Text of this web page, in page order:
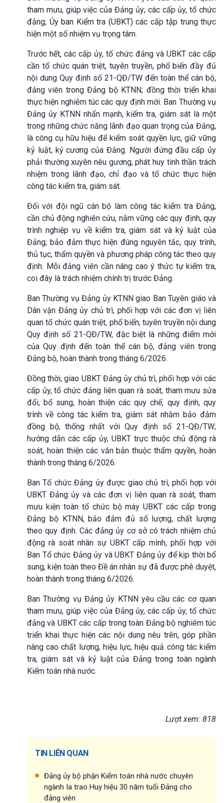
tham mưu, giúp việc của Đảng ủy; các cấp ủy, tổ chức
đảng; Ủy ban Kiểm tra (UBKT) các cấp tập trung thực
hiện một số nhiệm vụ trọng tâm.
Trước hết, các cấp ủy, tổ chức đảng và UBKT các cấp
cần tổ chức quán triệt, tuyên truyền, phổ biến đầy đủ
nội dung Quy định số 21-QĐ/TW đến toàn thể cán bộ,
đảng viên trong Đảng bộ KTNN; đồng thời triển khai
thực hiện nghiêm túc các quy định mới. Ban Thường vụ
Đảng ủy KTNN nhấn mạnh, kiểm tra, giám sát là một
trong những chức năng lãnh đạo quan trọng của Đảng,
là công cụ hữu hiệu để kiểm soát quyền lực, giữ vững
kỷ luật, kỷ cương của Đảng. Người đứng đầu cấp ủy
phải thường xuyên nêu gương, phát huy tinh thần trách
nhiệm trong lãnh đạo, chỉ đạo và tổ chức thực hiện
công tác kiểm tra, giám sát.
Đối với đội ngũ cán bộ làm công tác kiểm tra Đảng,
cần chủ động nghiên cứu, nắm vững các quy định, quy
trình nghiệp vụ về kiểm tra, giám sát và kỷ luật của
Đảng; bảo đảm thực hiện đúng nguyên tắc, quy trình,
thủ tục, thẩm quyền và phương pháp công tác theo quy
định. Mỗi đảng viên cần nâng cao ý thức tự kiểm tra,
coi đây là trách nhiệm chính trị trước Đảng.
Ban Thường vụ Đảng ủy KTNN giao Ban Tuyên giáo và
Dân vận Đảng ủy chủ trì, phối hợp với các đơn vị liên
quan tổ chức quán triệt, phổ biến, tuyên truyền nội dung
Quy định số 21-QĐ/TW, đặc biệt là những điểm mới
của Quy định đến toàn thể cán bộ, đảng viên trong
Đảng bộ, hoàn thành trong tháng 6/2026.
Đồng thời, giao UBKT Đảng ủy chủ trì, phối hợp với các
cấp ủy, tổ chức đảng liên quan rà soát, tham mưu sửa
đổi, bổ sung, hoàn thiện các quy chế, quy định, quy
trình về công tác kiểm tra, giám sát nhằm bảo đảm
đồng bộ, thống nhất với Quy định số 21-QĐ/TW;
hướng dẫn các cấp ủy, UBKT trực thuộc chủ động rà
soát, hoàn thiện các văn bản thuộc thẩm quyền, hoàn
thành trong tháng 6/2026.
Ban Tổ chức Đảng ủy được giao chủ trì, phối hợp với
UBKT Đảng ủy và các đơn vị liên quan rà soát, tham
mưu kiện toàn tổ chức bộ máy UBKT các cấp trong
Đảng bộ KTNN, bảo đảm đủ số lượng, chất lượng
theo quy định. Các đảng ủy cơ sở có trách nhiệm chủ
động rà soát nhân sự UBKT cấp mình, phối hợp với
Ban Tổ chức Đảng ủy và UBKT Đảng ủy để kịp thời bổ
sung, kiện toàn theo Đề án nhân sự đã được phê duyệt,
hoàn thành trong tháng 6/2026.
Ban Thường vụ Đảng ủy KTNN yêu cầu các cơ quan
tham mưu, giúp việc của Đảng ủy, các cấp ủy, tổ chức
đảng và UBKT các cấp trong toàn Đảng bộ nghiêm túc
triển khai thực hiện các nội dung nêu trên, góp phần
nâng cao chất lượng, hiệu lực, hiệu quả công tác kiểm
tra, giám sát và kỷ luật của Đảng trong toàn ngành
Kiểm toán nhà nước.
Lượt xem: 818
TIN LIÊN QUAN
Đảng ủy bộ phận Kiểm toán nhà nước chuyên
ngành Ia trao Huy hiệu 30 năm tuổi Đảng cho
đảng viên